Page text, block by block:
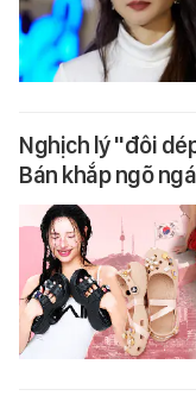
Nghịch lý "đôi
Bán khắp ngõ